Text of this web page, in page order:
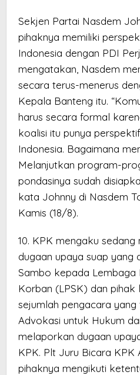
Sekjen Partai Nasdem
pihaknya memiliki
Indonesia dengan PDI
mengatakan, Nasdem
secara terus-menerus
Kepala Banteng itu.
harus secara formal
koalisi itu punya
Indonesia. Bagaimana
Melanjutkan program-
pondasinya sudah
kata Johnny di Nasdem
Kamis (18/8).
10. KPK mengaku
dugaan upaya suap yang
Sambo kepada Lembaga
Korban (LPSK) dan pihak
sejumlah pengacara
Advokasi untuk Hukum
melaporkan dugaan
KPK. Plt Juru Bicara KPK
pihaknya mengikuti